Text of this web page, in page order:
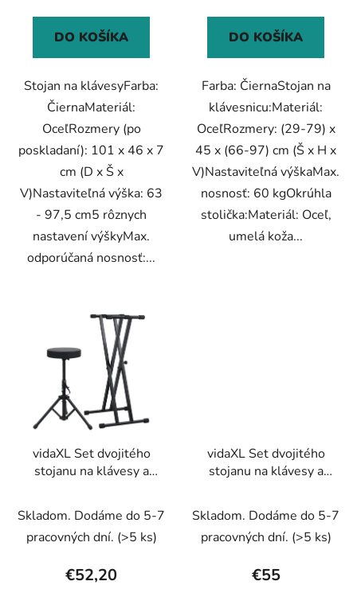
DO KOŠÍKA
Stojan na klávesyFarba:
ČiernaMateriál:
OceľRozmery (po
poskladaní): 101 x 46 x 7
cm (D x Š x
V)Nastaviteľná výška: 63
- 97,5 cm5 rôznych
nastavení výškyMax.
odporúčaná nosnosť:...
DO KOŠÍKA
Farba: ČiernaStojan na
klávesnicu:Materiál:
OceľRozmery: (29-79) x
45 x (66-97) cm (Š x H x
V)Nastaviteľná výškaMax.
nosnosť: 60 kgOkrúhla
stolička:Materiál: Oceľ,
umelá koža...
vidaXL Set dvojitého
stojanu na klávesy a
Skladom. Dodáme do 5-7
pracovných dní. (>5 ks)
€52,20
vidaXL Set dvojitého
stojanu na klávesy a
Skladom. Dodáme do 5-7
pracovných dní. (>5 ks)
€55